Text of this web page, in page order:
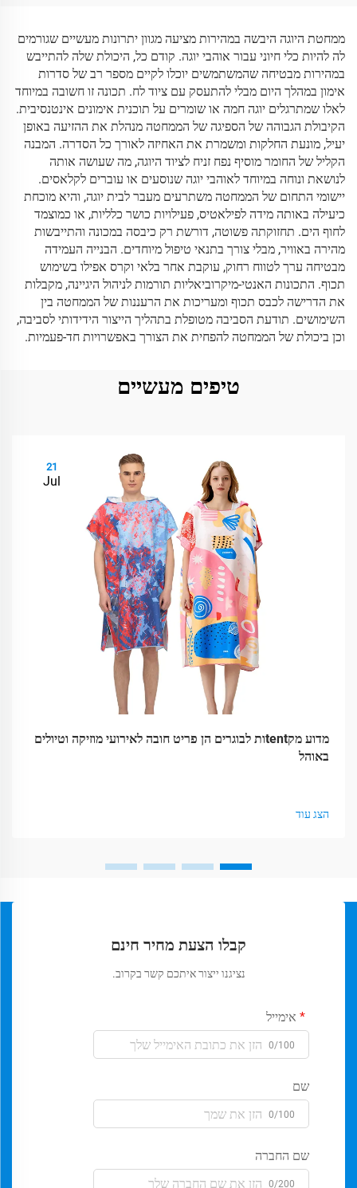
ממחטת היוגה היבשה במהירות מציעה מגוון יתרונות מעשיים שגורמים
לה להיות כלי חיוני עבור אוהבי יוגה. קודם כל, היכולת שלה להתייבש
במהירות מבטיחה שהמשתמשים יוכלו לקיים מספר רב של סדרות
אימון במהלך היום מבלי להתעסק עם ציוד לח. תכונה זו חשובה במיוחד
לאלו שמתרגלים יוגה חמה או שומרים על תוכנית אימונים אינטנסיבית.
הקיבולת הגבוהה של הספיגה של הממחטה מנהלת את ההזיעה באופן
יעיל, מונעת החלקות ומשמרת את האחיזה לאורך כל הסדרה. המבנה
הקליל של החומר מוסיף נפח זניח לציוד היוגה, מה שעושה אותה
לנושאת ונוחה במיוחד לאוהבי יוגה שנוסעים או עוברים לקלאסים.
יישומי התחום של הממחטה משתרעים מעבר לבית יוגה, והיא מוכחת
כיעילה באותה מידה לפילאטיס, פעילויות כושר כלליות, או כמוצמד
לחוף הים. תחזוקתה פשוטה, דורשת רק כיבסה במכונה והתייבשות
מהירה באוויר, מבלי צורך בתנאי טיפול מיוחדים. הבנייה העמידה
מבטיחה ערך לטווח רחוק, עוקבת אחר בלאי וקרס אפילו בשימוש
תכוף. התכונות האנטי-מיקרוביאליות תורמות לניהול היגיינה, מקבלות
את הדרישה לכבס תכוף ומעריכות את הרעננות של הממחטה בין
השימושים. תודעת הסביבה מטופלת בתהליך הייצור הידידותי לסביבה,
וכן ביכולת של הממחטה להפחית את הצורך באפשרויות חד-פעמיות.
טיפים מעשיים
21
Jul
מדוע מקtentות לבוגרים הן פריט חובה לאירועי מוזיקה וטיולים
באוהל
הצג עוד
קבלו הצעת מחיר חינם
נציגנו ייצור איתכם קשר בקרוב.
אימייל
0/100
שם
0/100
שם החברה
0/200